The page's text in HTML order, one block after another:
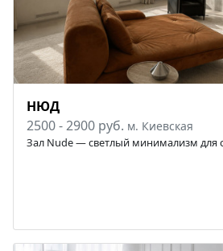
НЮД
2500 - 2900 руб. м. Киевская
Зал Nude — светлый минимализм для